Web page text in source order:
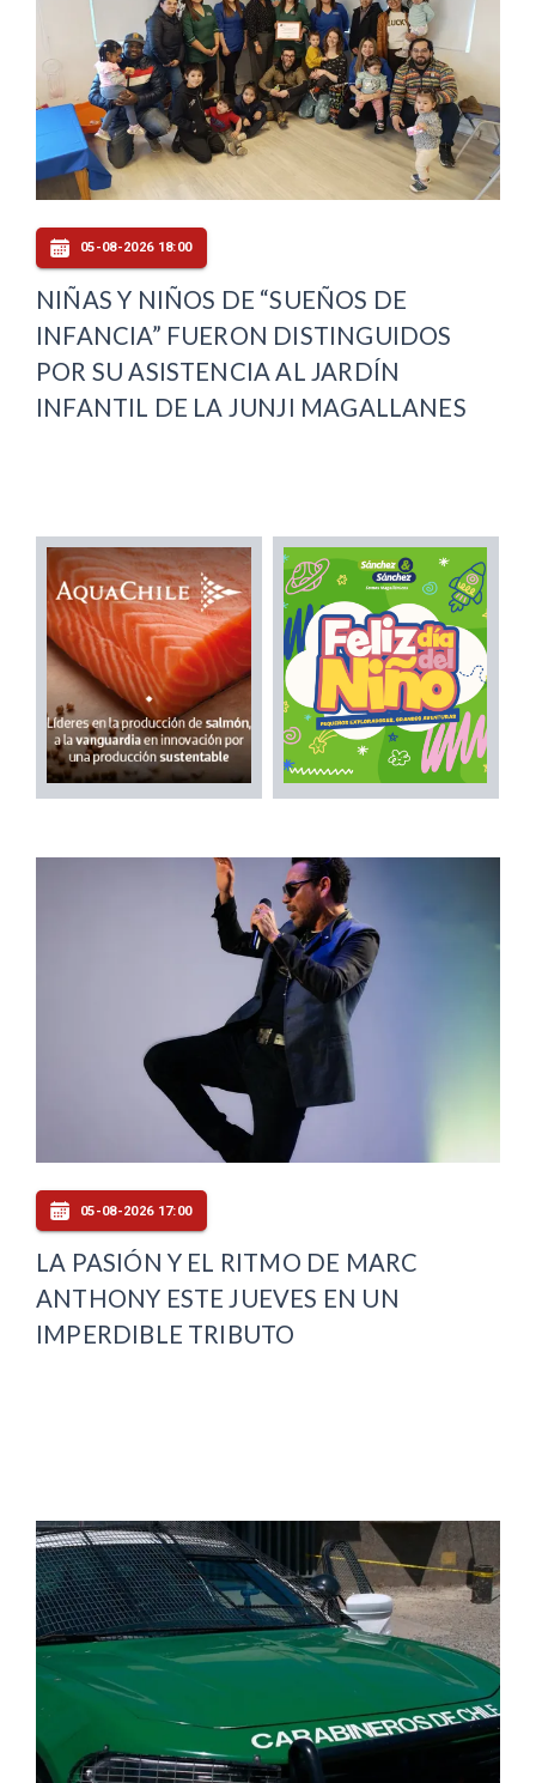
05-08-2026 18:00
NIÑAS Y NIÑOS DE “SUEÑOS DE
INFANCIA” FUERON DISTINGUIDOS
POR SU ASISTENCIA AL JARDÍN
INFANTIL DE LA JUNJI MAGALLANES
05-08-2026 17:00
LA PASIÓN Y EL RITMO DE MARC
ANTHONY ESTE JUEVES EN UN
IMPERDIBLE TRIBUTO